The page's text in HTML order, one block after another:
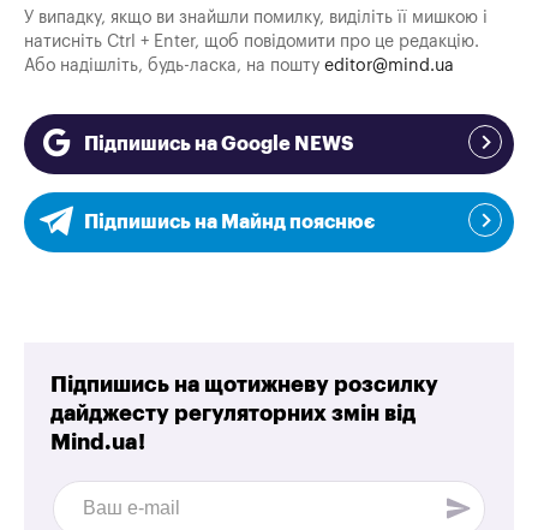
У випадку, якщо ви знайшли помилку, виділіть її мишкою і
натисніть Ctrl + Enter, щоб повідомити про це редакцію.
Або надішліть, будь-ласка, на пошту editor@mind.ua
Підпишись на Google NEWS
Підпишись на Майнд пояснює
Підпишись на щотижневу розсилку
дайджесту регуляторних змін від
Mind.ua!